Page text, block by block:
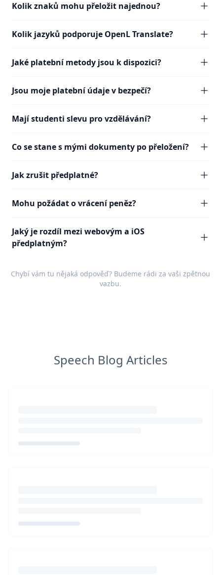
Kolik znaků mohu přeložit najednou?
Kolik jazyků podporuje OpenL Translate?
Jaké platební metody jsou k dispozici?
Jsou moje platební údaje v bezpečí?
Mají studenti slevu pro vzdělávání?
Co se stane s mými dokumenty po přeložení?
Jak zrušit předplatné?
Mohu požádat o vrácení peněz?
Jaký je rozdíl mezi webovým a iOS
předplatným?
Chybí vám tu nějaká odpověď? Budeme rádi za vaši zpětnou
vazbu.
Speech Blog Articles